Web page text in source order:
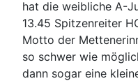
hat die weibliche A-
13.45 Spitzenreiter
Motto der
so schwer wie
dann sogar eine